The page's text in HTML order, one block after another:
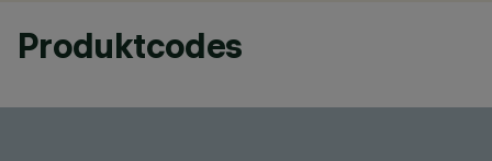
Produktcodes